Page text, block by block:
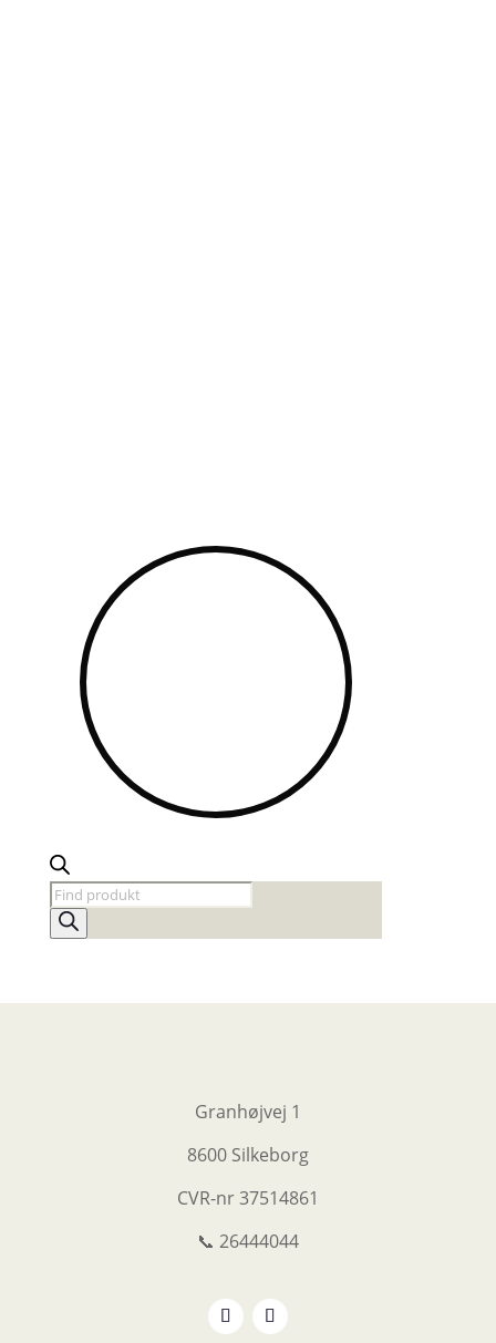
Products
search
Granhøjvej 1
8600 Silkeborg
CVR-nr37514861
📞 26444044